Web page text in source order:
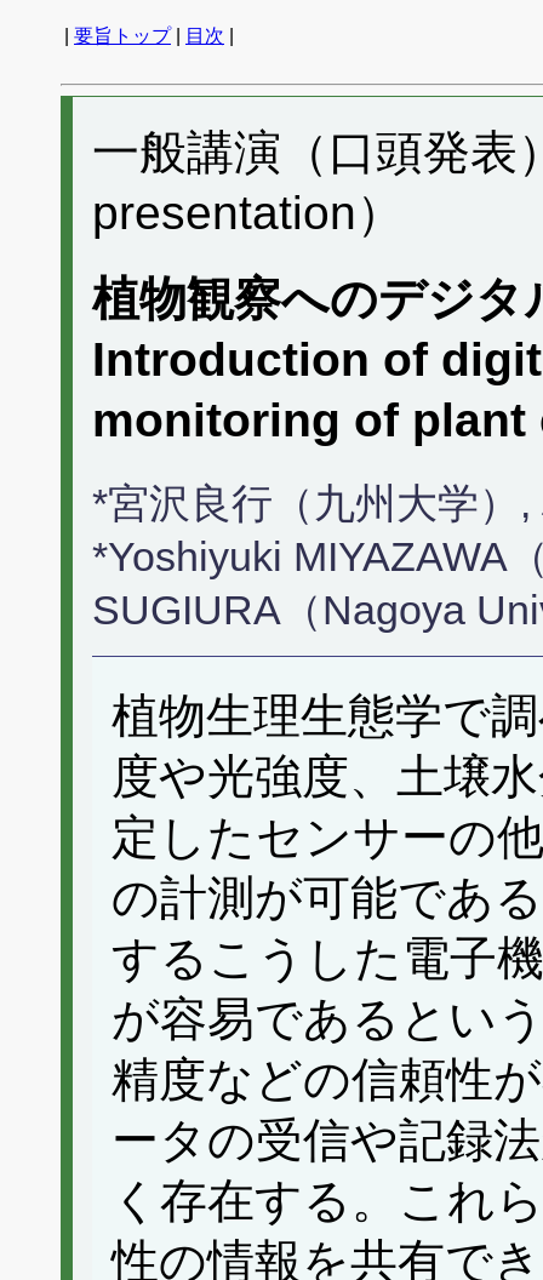
要旨トップ| 目次
一般講演（口頭発
presentation）
植物観察へのデジ
Introduction of
monitoring of
*宮沢良行（九州大学）
*Yoshiyuki MIYAZAWA
SUGIURA（Nagoya
植物生理生態学で
度や光強度、土壌
定したセンサーの
の計測が可能であ
するこうした電子
が容易であるとい
精度などの信頼性
ータの受信や記録
く存在する。これ
性の情報を共有で